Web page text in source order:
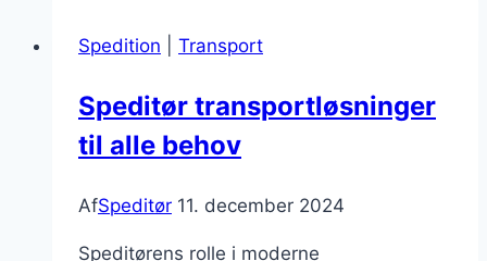
kvalifikationer
Spedition Transport
Speditør transportløsninger
til alle behov
AfSpeditør 11. december 2024
Speditørens rolle i moderne